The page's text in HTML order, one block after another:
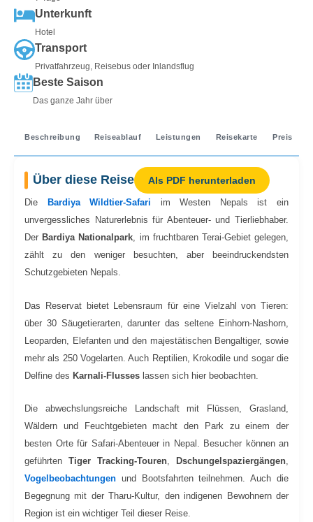
Unterkunft
Hotel
Transport
Privatfahrzeug, Reisebus oder Inlandsflug
Beste Saison
Das ganze Jahr über
Beschreibung Reiseablauf Leistungen Reisekarte Preis
Über diese Reise Als PDF herunterladen
Die Bardiya Wildtier-Safari im Westen Nepals ist ein
unvergessliches Naturerlebnis für Abenteuer- und Tierliebhaber.
Der Bardiya Nationalpark , im fruchtbaren Terai-Gebiet gelegen,
zählt zu den weniger besuchten, aber beeindruckendsten
Schutzgebieten Nepals.
Das Reservat bietet Lebensraum für eine Vielzahl von Tieren:
über 30 Säugetierarten, darunter das seltene Einhorn-Nashorn,
Leoparden, Elefanten und den majestätischen Bengaltiger, sowie
mehr als 250 Vogelarten. Auch Reptilien, Krokodile und sogar die
Delfine des Karnali-Flusses lassen sich hier beobachten.
Die abwechslungsreiche Landschaft mit Flüssen, Grasland,
Wäldern und Feuchtgebieten macht den Park zu einem der
besten Orte für Safari-Abenteuer in Nepal. Besucher können an
geführten Tiger Tracking-Touren, Dschungelspaziergängen,
Vogelbeobachtungen und Bootsfahrten teilnehmen. Auch die
Begegnung mit der Tharu-Kultur, den indigenen Bewohnern der
Region ist ein wichtiger Teil dieser Reise.